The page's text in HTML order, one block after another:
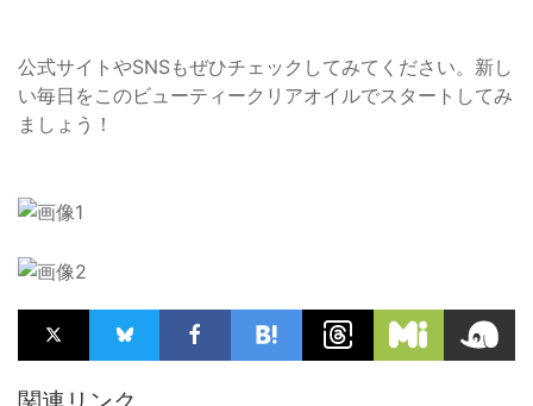
公式サイトやSNSもぜひチェックしてみてください。新し
い毎日をこのビューティークリアオイルでスタートしてみ
ましょう！